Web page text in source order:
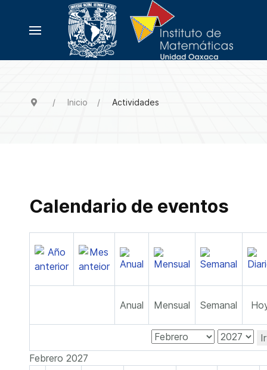
Inicio Actividades
Calendario de eventos
Anual Mensual Semanal
Febrero 2027